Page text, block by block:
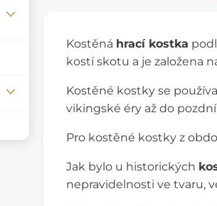
Kostěná hrací kostka
kostí skotu a je založena
Kostěné kostky se
vikingské éry až do
Pro kostěné kostky z
Jak bylo u historických
nepravidelnosti ve tvaru,